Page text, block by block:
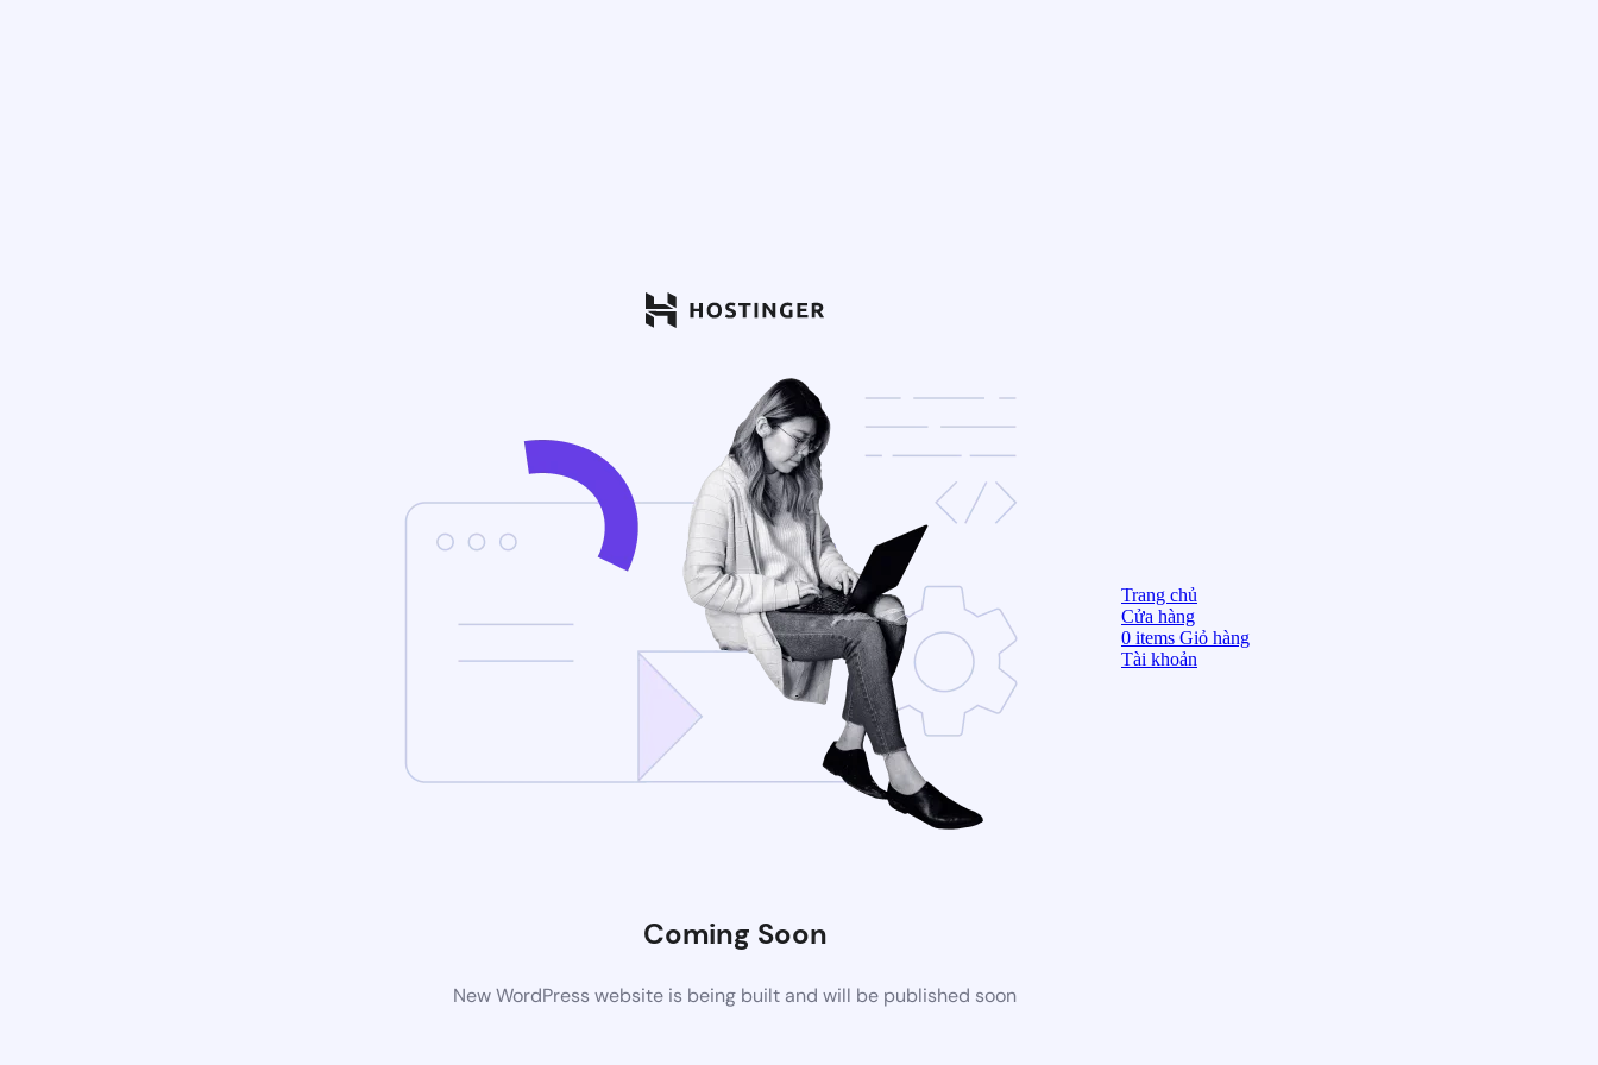
Coming Soon
New WordPress website is being built and will be published soon
Trang chủ
Cửa hàng
0 items Giỏ hàng
Tài khoản